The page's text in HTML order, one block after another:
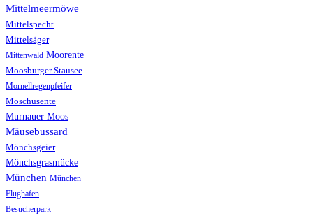
Mittelmeermöwe
Mittelspecht
Mittelsäger
Mittenwald Moorente
Moosburger Stausee
Mornellregenpfeifer
Moschusente
Murnauer Moos
Mäusebussard
Mönchsgeier
Mönchsgrasmücke
München München
Flughafen
Besucherpark